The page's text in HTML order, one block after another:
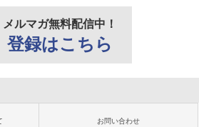
メルマガ無料配信中！
登録はこちら
お問い合わせ